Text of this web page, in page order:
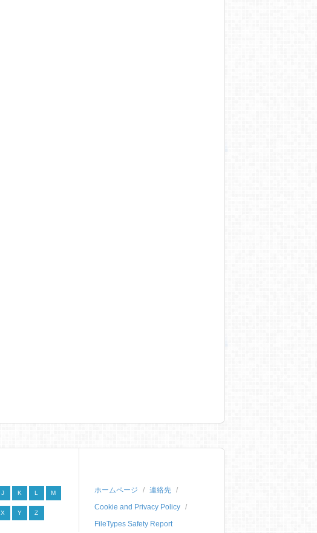
J K L M
X Y Z
ホームページ
連絡先
Cookie and Privacy Policy
FileTypes Safety Report